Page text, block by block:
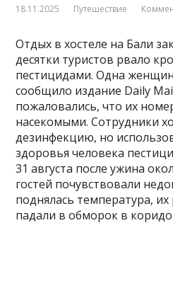
18.11.2025 Путешествие
Отдых в хостеле на Бали
десятки туристов рвало
пестицидами. Одна
сообщило издание Daily
пожаловались, что их
насекомыми. Сотрудники
дезинфекцию, но
здоровья человека
31 августа после ужина
гостей почувствовали
поднялась температура,
падали в обморок в